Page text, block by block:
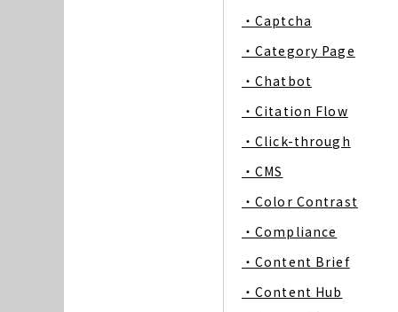
・Captcha
・Category Page
・Chatbot
・Citation Flow
・Click-through
・CMS
・Color Contrast
・Compliance
・Content Brief
・Content Hub